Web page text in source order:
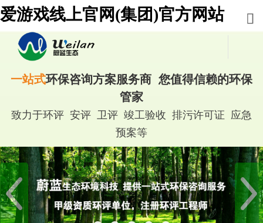
爱游戏线上官网(集团)官方网站
一站式环保咨询方案服务商 您值得信赖的环保
管家
致力于环评 安评 卫评 竣工验收 排污许可证 应急
预案等